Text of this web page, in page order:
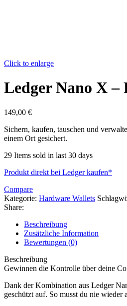
Click to enlarge
Ledger Nano X
149,00 €
Sichern, kaufen, tauschen und
einem Ort gesichert.
29 Items sold in last 30 days
Produkt direkt bei Ledger kaufen*
Compare
Kategorie: Hardware Wallets
Share:
Beschreibung
Zusätzliche Information
Bewertungen (0)
Beschreibung
Gewinnen die Kontrolle über deine
Dank der Kombination aus Ledger
geschützt auf. So musst du nie